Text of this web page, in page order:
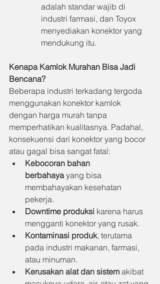
adalah standar wajib di
industri farmasi, dan Toyox
menyediakan konektor yang
mendukung itu.
Kenapa Kamlok Murahan Bisa Jadi
Bencana?
Beberapa industri terkadang tergoda
menggunakan konektor kamlok
dengan harga murah tanpa
memperhatikan kualitasnya. Padahal,
konsekuensi dari konektor yang bocor
atau gagal bisa sangat fatal:
Kebocoran bahan
berbahaya yang bisa
membahayakan kesehatan
pekerja.
Downtime produksi karena harus
mengganti konektor yang rusak.
Kontaminasi produk, terutama
pada industri makanan, farmasi,
atau minuman.
Kerusakan alat dan sistem akibat